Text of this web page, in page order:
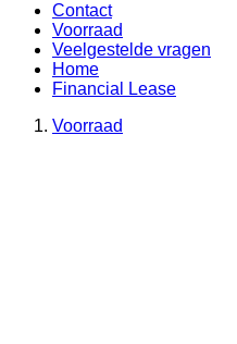
Contact
Voorraad
Veelgestelde vragen
Home
Financial Lease
Voorraad